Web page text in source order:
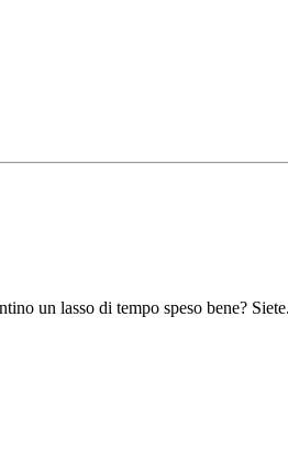
un lasso di tempo speso bene?